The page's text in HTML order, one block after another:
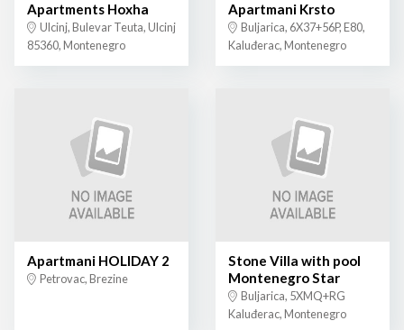
Apartments Hoxha
Ulcinj, Bulevar Teuta, Ulcinj
85360, Montenegro
Apartmani Krsto
Buljarica, 6X37+56P, E80,
Kaluđerac, Montenegro
Apartmani HOLIDAY 2
Petrovac, Brezine
Stone Villa with pool
Montenegro Star
Buljarica, 5XMQ+RG
Kaluđerac, Montenegro